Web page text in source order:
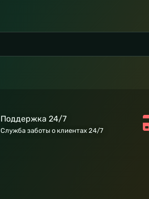
Поддержка 24/7
Служба заботы о клиентах 24/7